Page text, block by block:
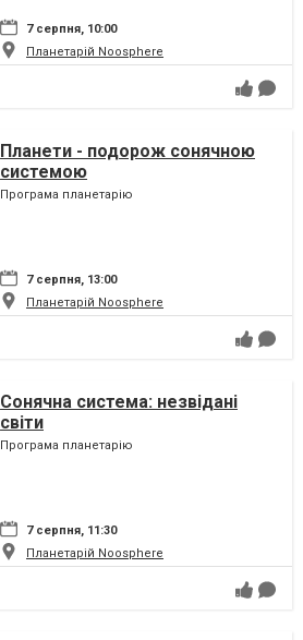
7 серпня, 10:00
Планетарій Noosphere
Планети - подорож сонячною
системою
Програма планетарію
7 серпня, 13:00
Планетарій Noosphere
Сонячна система: незвідані
світи
Програма планетарію
7 серпня, 11:30
Планетарій Noosphere